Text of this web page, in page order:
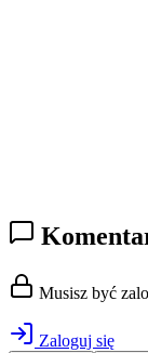
Musisz być
Zaloguj się